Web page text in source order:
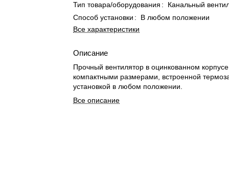
Тип товара/оборудования :
Канальный
Способ установки :
В любом положении
Все характеристики
Описание
Прочный вентилятор в оцинкованном
компактными размерами, встроенной
установкой в любом положении.
Все описание